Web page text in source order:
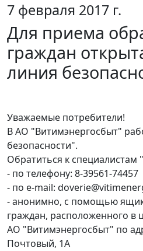
7 февраля 2017 г.
Для приема
граждан
линия
Уважаемые потребители!
В АО "Витимэнергосбыт"
безопасности".
Обратиться к
- по телефону: 8-39561-74457
- по e-mail:
- анонимно, с помощью
граждан, расположенного в
АО "Витимэнергосбыт" по
Почтовый, 1А